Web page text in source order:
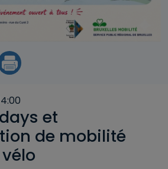
et
de mobilité